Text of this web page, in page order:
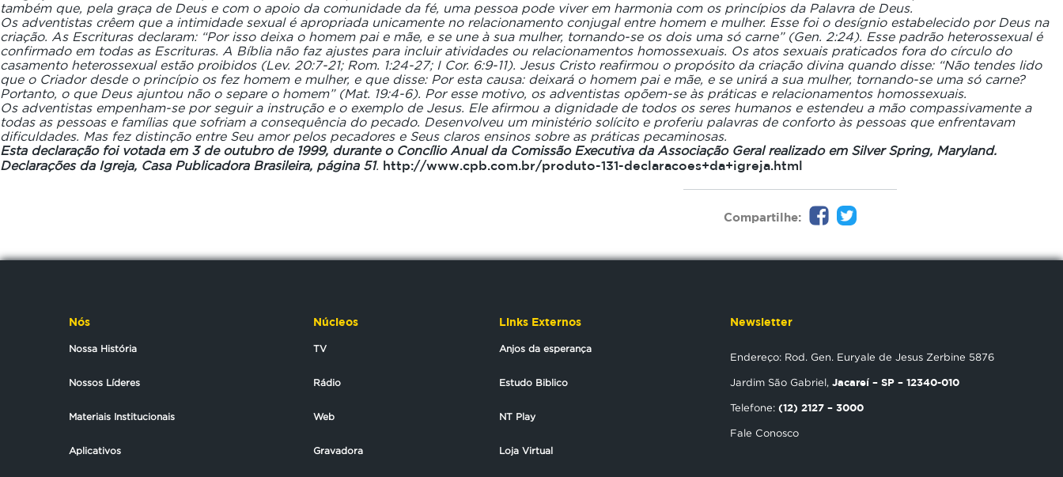
também que, pela graça de Deus e com o apoio da comunidade da fé, uma pessoa pode viver em harmonia com os princípios da Palavra de Deus.
Os adventistas crêem que a intimidade sexual é apropriada unicamente no relacionamento conjugal entre homem e mulher. Esse foi o desígnio estabelecido por Deus na
criação. As Escrituras declaram: “Por isso deixa o homem pai e mãe, e se une à sua mulher, tornando-se os dois uma só carne” (Gen. 2:24). Esse padrão heterossexual é
confirmado em todas as Escrituras. A Bíblia não faz ajustes para incluir atividades ou relacionamentos homossexuais. Os atos sexuais praticados fora do círculo do
casamento heterossexual estão proibidos (Lev. 20:7-21; Rom. 1:24-27; I Cor. 6:9-11). Jesus Cristo reafirmou o propósito da criação divina quando disse: “Não tendes lido
que o Criador desde o princípio os fez homem e mulher, e que disse: Por esta causa: deixará o homem pai e mãe, e se unirá a sua mulher, tornando-se uma só carne?
Portanto, o que Deus ajuntou não o separe o homem” (Mat. 19:4-6). Por esse motivo, os adventistas opõem-se às práticas e relacionamentos homossexuais.
Os adventistas empenham-se por seguir a instrução e o exemplo de Jesus. Ele afirmou a dignidade de todos os seres humanos e estendeu a mão compassivamente a
todas as pessoas e famílias que sofriam a consequência do pecado. Desenvolveu um ministério solícito e proferiu palavras de conforto às pessoas que enfrentavam
dificuldades. Mas fez distinção entre Seu amor pelos pecadores e Seus claros ensinos sobre as práticas pecaminosas.
Esta declaração foi votada em 3 de outubro de 1999, durante o Concílio Anual da Comissão Executiva da Associação Geral realizado em Silver Spring, Maryland.
Declarações da Igreja, Casa Publicadora Brasileira, página 51. http://www.cpb.com.br/produto-131-declaracoes+da+igreja.html
Compartilhe:
Nós
Nossa História
Nossos Líderes
Materiais Institucionais
Aplicativos
Núcleos
TV
Rádio
Web
Gravadora
Links Externos
Anjos da esperança
Estudo Biblico
NT Play
Loja Virtual
Newsletter
Endereço: Rod. Gen. Euryale de Jesus Zerbine 5876
Jardim São Gabriel, Jacareí – SP – 12340-010
Telefone: (12) 2127 – 3000
Fale Conosco